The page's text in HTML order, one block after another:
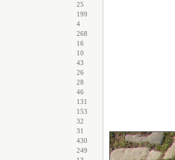
25
199
4
268
16
10
43
26
28
46
131
153
32
31
430
249